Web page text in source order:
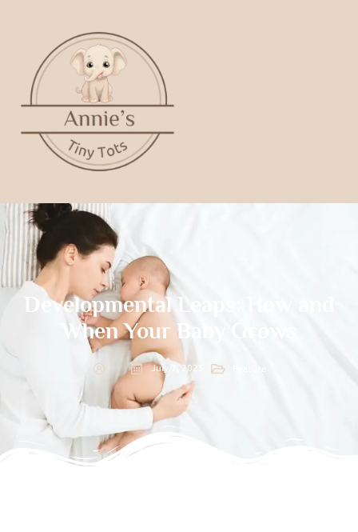
Developmental Leaps: How and
When Your Baby Grows
July 7, 2025